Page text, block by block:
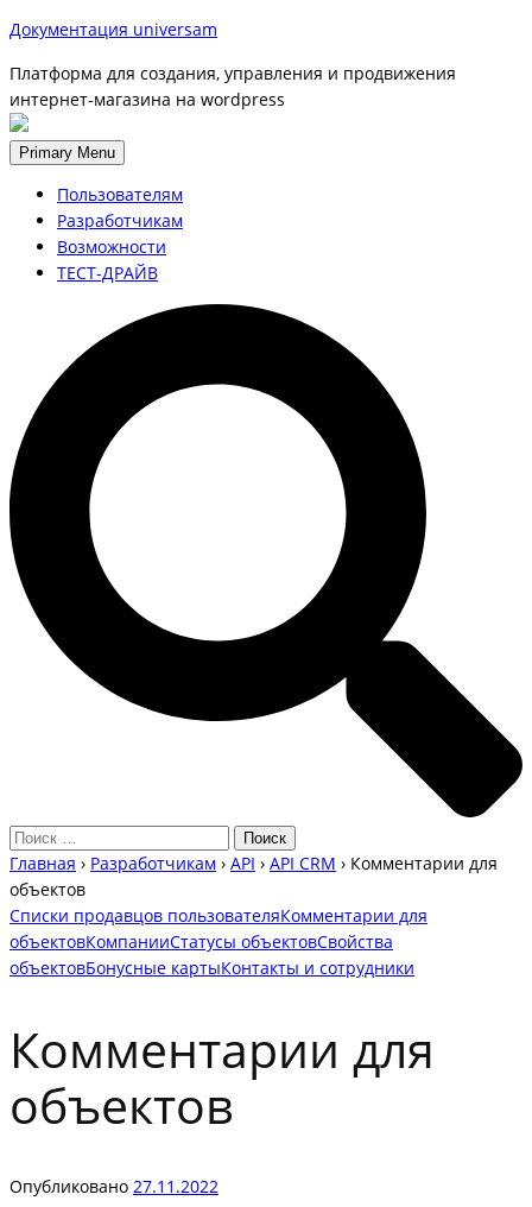
Документация universam
Платформа для создания, управления и продвижения
интернет-магазина на wordpress
Primary Menu
Пользователям
Разработчикам
Возможности
ТЕСТ-ДРАЙВ
Главная › Разработчикам › API › API CRM › Комментарии для
объектов
Списки продавцов пользователяКомментарии для
объектовКомпанииСтатусы объектовСвойства
объектовБонусные картыКонтакты и сотрудники
Комментарии для
объектов
Опубликовано 27.11.2022